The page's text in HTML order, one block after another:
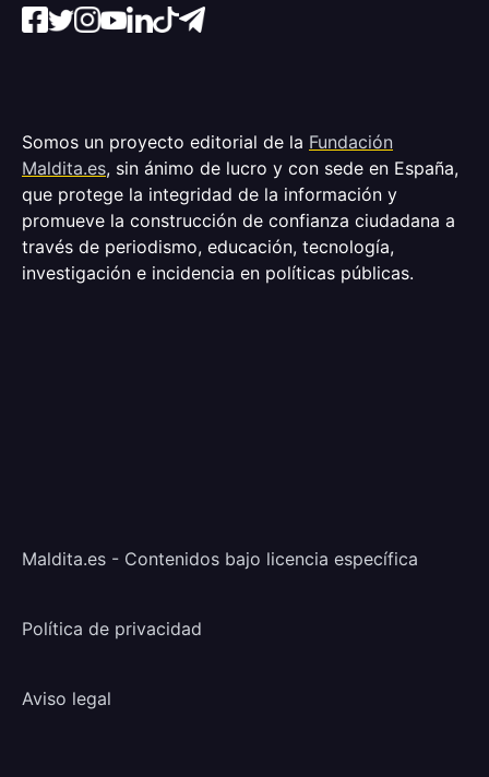
Somos un proyecto editorial de la Fundación
Maldita.es, sin ánimo de lucro y con sede en España,
que protege la integridad de la información y
promueve la construcción de confianza ciudadana a
través de periodismo, educación, tecnología,
investigación e incidencia en políticas públicas.
Maldita.es - Contenidos bajo licencia específica
Política de privacidad
Aviso legal